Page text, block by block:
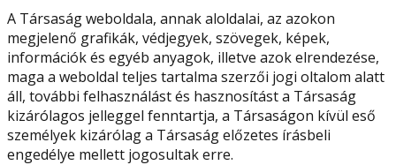
A Társaság weboldala, annak aloldalai, az azokon
megjelenő grafikák, védjegyek, szövegek, képek,
információk és egyéb anyagok, illetve azok elrendezése,
maga a weboldal teljes tartalma szerzői jogi oltalom alatt
áll, további felhasználást és hasznosítást a Társaság
kizárólagos jelleggel fenntartja, a Társaságon kívül eső
személyek kizárólag a Társaság előzetes írásbeli
engedélye mellett jogosultak erre.